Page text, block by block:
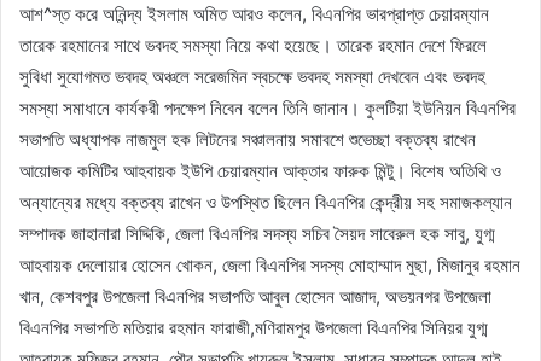
আশ^স্ত করে অনিন্দ্য ইসলাম অমিত আরও কলেন, বিএনপির ভারপ্রাপ্ত চেয়ারম্যান
তারেক রহমানের সাথে ভবদহ সমস্যা নিয়ে কথা হয়েছে। তারেক রহমান দেশে ফিরলে
সুবিধা সুযোগমত ভবদহ অঞ্চলে সরেজমিন স্বচক্ষে ভবদহ সমস্যা দেখবেন এবং ভবদহ
সমস্যা সমাধানে কার্যকরী পদক্ষেপ নিবেন বলেন তিনি জানান। কুলটিয়া ইউনিয়ন বিএনপির
সভাপতি অধ্যাপক নাজমুল হক লিটনের সঞ্চালনায় সমাবশে শুভেচ্ছা বক্তব্য রাখেন
আয়োজক কমিটির আহবায়ক ইউপি চেয়ারম্যান আক্তার ফারুক মিন্টু। বিশেষ অতিথি ও
অন্যান্যের মধ্যে বক্তব্য রাখেন ও উপস্থিত ছিলেন বিএনপির কেন্দ্রীয় সহ সমাজকল্যান
সম্পাদক জাহানারা সিদ্দিকি, জেলা বিএনপির সদস্য সচিব সৈয়দ সাবেরুল হক সাবু, যুগ্ম
আহবায়ক দেলোয়ার হোসেন খোকন, জেলা বিএনপির সদস্য মোহাম্মাদ মুছা, মিজানুর রহমান
খান, কেশবপুর উপজেলা বিএনপির সভাপতি আবুল হোসেন আজাদ, অভয়নগর উপজেলা
বিএনপির সভাপতি মতিয়ার রহমান ফারাজী,মণিরামপুর উপজেলা বিএনপির সিনিয়র যুগ্ম